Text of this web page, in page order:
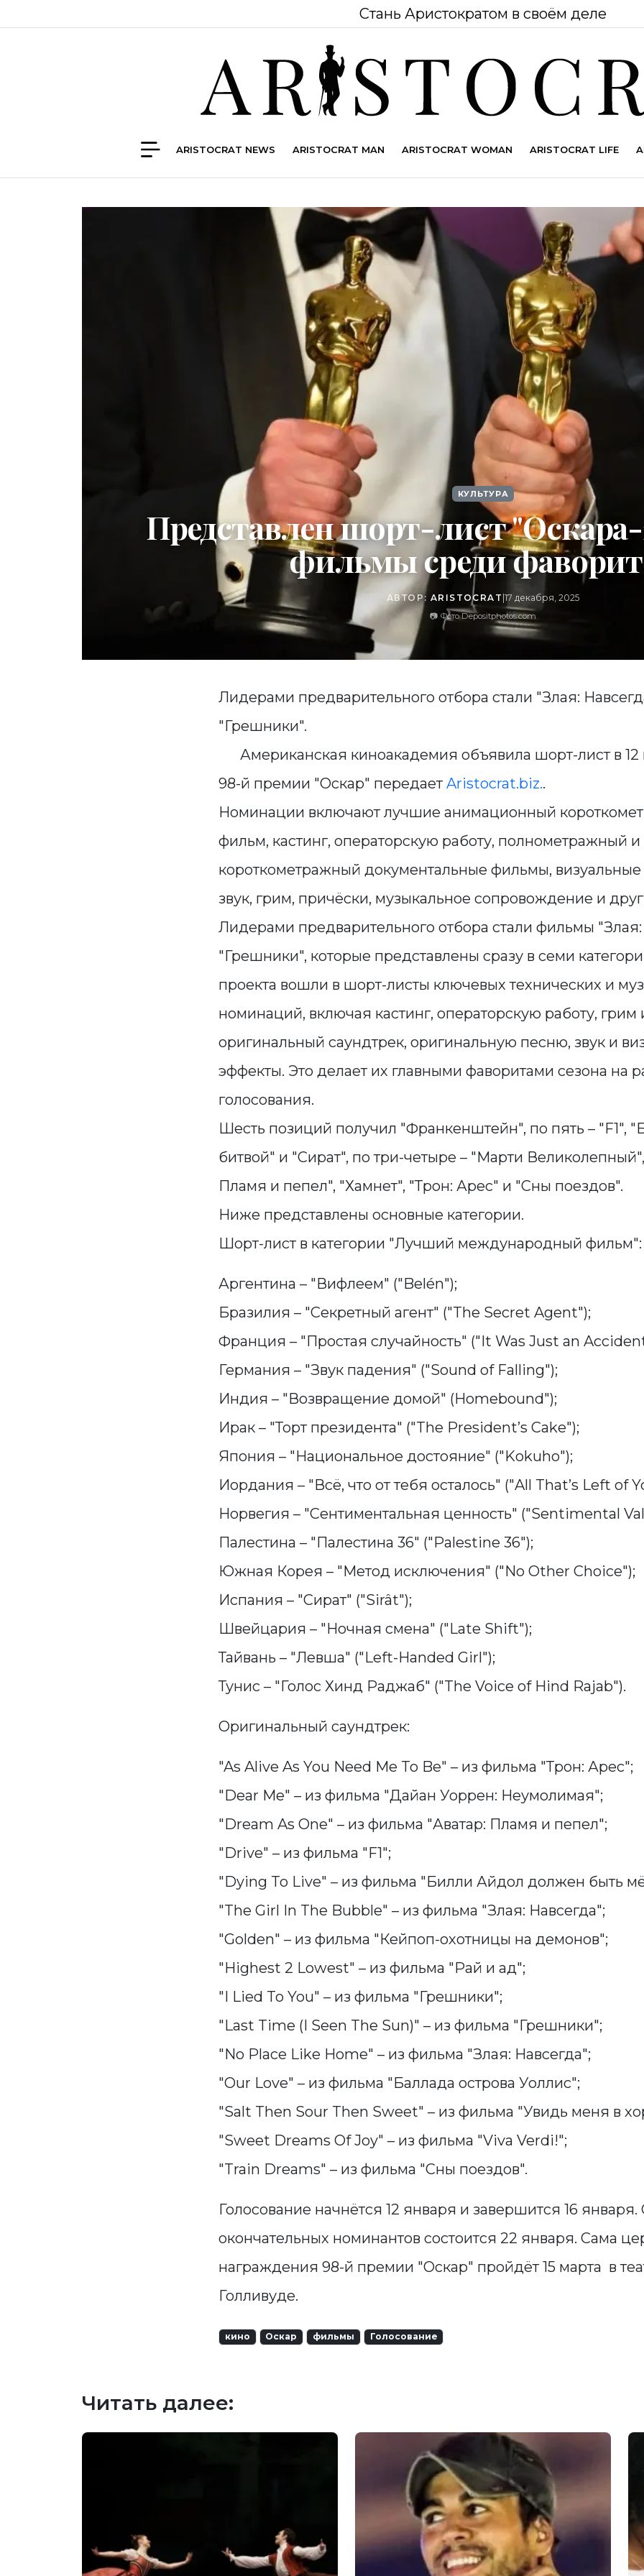
Стань Аристократом в своём деле
ARISTOCRAT NEWS ARISTOCRAT MAN ARISTOCRAT WOMAN ARISTOCRAT LIFE
КУЛЬТУРА
Представлен шорт-лист
фильмы среди
АВТОР: ARISTOCRAT |17 декабря, 2025
📷 Фото Depositphotos.com
Лидерами предварительного отбора стали "Злая:
"Грешники".
Американская киноакадемия объявила шорт-лист в 12
98-й премии "Оскар" передаетAristocrat.biz..
Номинации включают лучшие анимационный
фильм, кастинг, операторскую работу, полнометражный и
короткометражный документальные фильмы,
звук, грим, причёски, музыкальное сопровождение и
Лидерами предварительного отбора стали фильмы
"Грешники", которые представлены сразу в семи
проекта вошли в шорт-листы ключевых технических и
номинаций, включая кастинг, операторскую работу, грим
оригинальный саундтрек, оригинальную песню, звук и
эффекты. Это делает их главными фаворитами сезона на
голосования.
Шесть позиций получил "Франкенштейн", по пять – "F1",
битвой" и "Сират", по три-четыре – "Марти
Пламя и пепел", "Хамнет", "Трон: Арес" и "Сны поездов".
Ниже представлены основные категории.
Шорт-лист в категории "Лучший международный фильм":
Аргентина – "Вифлеем" ("Belén");
Бразилия – "Секретный агент" ("The Secret Agent");
Франция – "Простая случайность" ("It Was Just an
Германия – "Звук падения" ("Sound of Falling");
Индия – "Возвращение домой" (Homebound");
Ирак – "Торт президента" ("The President’s Cake");
Япония – "Национальное достояние" ("Kokuho");
Иордания – "Всё, что от тебя осталось" ("All That’s Left of
Норвегия – "Сентиментальная ценность" ("Sentimental
Палестина – "Палестина 36" ("Palestine 36");
Южная Корея – "Метод исключения" ("No Other Choice");
Испания – "Сират" ("Sirât");
Швейцария – "Ночная смена" ("Late Shift");
Тайвань – "Левша" ("Left-Handed Girl");
Тунис – "Голос Хинд Раджаб" ("The Voice of Hind Rajab").
Оригинальный саундтрек:
"As Alive As You Need Me To Be" – из фильма "Трон: Арес";
"Dear Me" – из фильма "Дайан Уоррен: Неумолимая";
"Dream As One" – из фильма "Аватар: Пламя и пепел";
"Drive" – из фильма "F1";
"Dying To Live" – из фильма "Билли Айдол должен быть
"The Girl In The Bubble" – из фильма "Злая: Навсегда";
"Golden" – из фильма "Кейпоп-охотницы на демонов";
"Highest 2 Lowest" – из фильма "Рай и ад";
"I Lied To You" – из фильма "Грешники";
"Last Time (I Seen The Sun)" – из фильма "Грешники";
"No Place Like Home" – из фильма "Злая: Навсегда";
"Our Love" – из фильма "Баллада острова Уоллис";
"Salt Then Sour Then Sweet" – из фильма "Увидь меня в
"Sweet Dreams Of Joy" – из фильма "Viva Verdi!";
"Train Dreams" – из фильма "Сны поездов".
Голосование начнётся 12 января и завершится 16
окончательных номинантов состоится 22 января. Сама
награждения 98-й премии "Оскар" пройдёт 15 марта в
Голливуде.
кино Оскар фильмы Голосование
Читать далее: